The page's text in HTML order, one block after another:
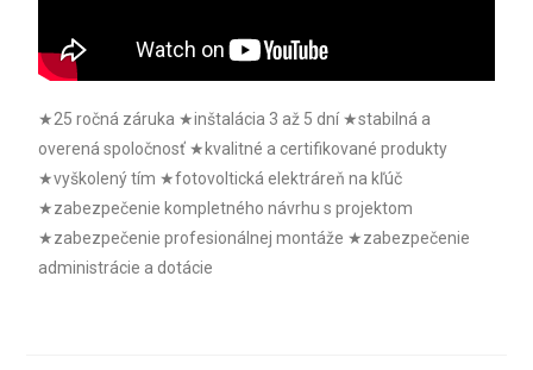
★25 ročná záruka ★inštalácia 3 až 5 dní ★stabilná a
overená spoločnosť ★kvalitné a certifikované produkty
★vyškolený tím ★fotovoltická elektráreň na kľúč
★zabezpečenie kompletného návrhu s projektom
★zabezpečenie profesionálnej montáže ★zabezpečenie
administrácie a dotácie